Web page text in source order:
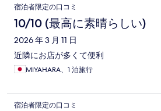
宿泊者限定の口コミ
10/10 (最高に素晴らしい)
2026 年 3 月 11 日
近隣にお店が多くて便利
MIYAHARA、1 泊旅行
宿泊者限定の口コミ